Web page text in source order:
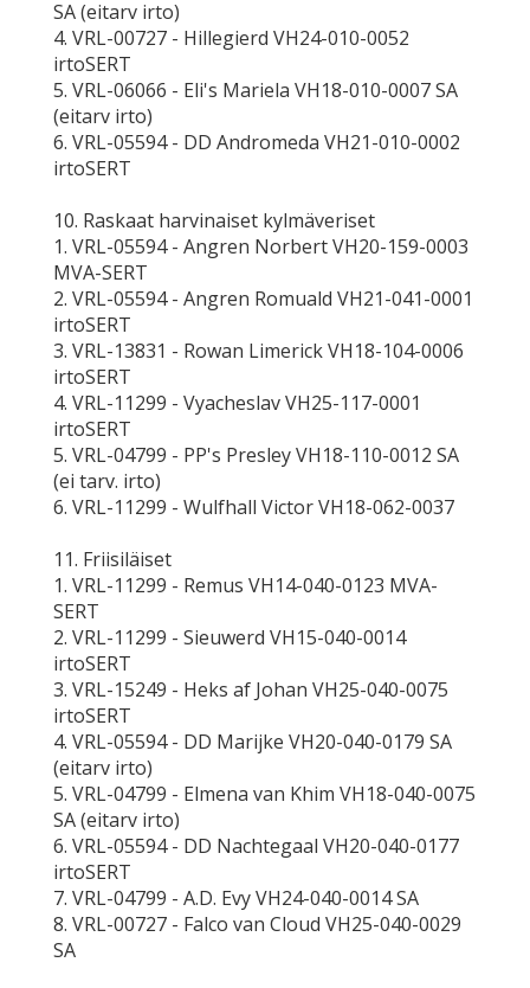
SA (eitarv irto)
4. VRL-00727 - Hillegierd VH24-010-0052
irtoSERT
5. VRL-06066 - Eli's Mariela VH18-010-0007 SA
(eitarv irto)
6. VRL-05594 - DD Andromeda VH21-010-0002
irtoSERT
10. Raskaat harvinaiset kylmäveriset
1. VRL-05594 - Angren Norbert VH20-159-0003
MVA-SERT
2. VRL-05594 - Angren Romuald VH21-041-0001
irtoSERT
3. VRL-13831 - Rowan Limerick VH18-104-0006
irtoSERT
4. VRL-11299 - Vyacheslav VH25-117-0001
irtoSERT
5. VRL-04799 - PP's Presley VH18-110-0012 SA
(ei tarv. irto)
6. VRL-11299 - Wulfhall Victor VH18-062-0037
11. Friisiläiset
1. VRL-11299 - Remus VH14-040-0123 MVA-
SERT
2. VRL-11299 - Sieuwerd VH15-040-0014
irtoSERT
3. VRL-15249 - Heks af Johan VH25-040-0075
irtoSERT
4. VRL-05594 - DD Marijke VH20-040-0179 SA
(eitarv irto)
5. VRL-04799 - Elmena van Khim VH18-040-0075
SA (eitarv irto)
6. VRL-05594 - DD Nachtegaal VH20-040-0177
irtoSERT
7. VRL-04799 - A.D. Evy VH24-040-0014 SA
8. VRL-00727 - Falco van Cloud VH25-040-0029
SA